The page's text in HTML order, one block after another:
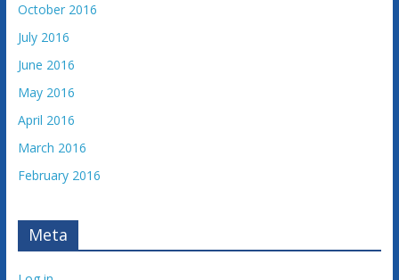
October 2016
July 2016
June 2016
May 2016
April 2016
March 2016
February 2016
Meta